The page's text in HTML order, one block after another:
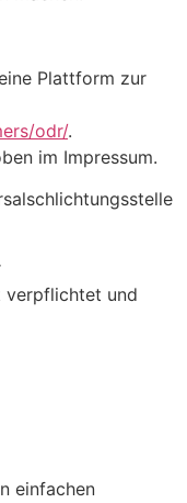
Plattform zur
odr/.
im Impressum.
verpflichtet und
einfachen